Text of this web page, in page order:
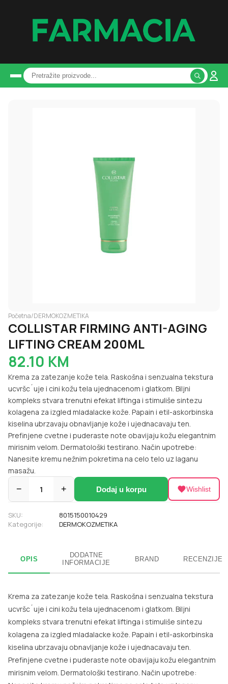
Početna/DERMOKOZMETIKA
COLLISTAR FIRMING ANTI-AGING
LIFTING CREAM 200ML
82.10 KM
Krema za zatezanje kože tela. Raskošna i senzualna tekstura
ucvršc´uje i cini kožu tela ujednacenom i glatkom. Biljni
kompleks stvara trenutni efekat liftinga i stimuliše sintezu
kolagena za izgled mladalacke kože. Papain i etil-askorbinska
kiselina ubrzavaju obnavljanje kože i ujednacavaju ten.
Prefinjene cvetne i puderaste note obavijaju kožu elegantnim
mirisnim velom. Dermatološki testirano. Način upotrebe:
Nanesite kremu nežnim pokretima na celo telo uz laganu
masažu.
− 1 + Dodaj u korpu Wishlist
SKU:
8015150010429
Kategorije:
DERMOKOZMETIKA
OPIS
DODATNE
INFORMACIJE
BRAND RECENZIJE
Krema za zatezanje kože tela. Raskošna i senzualna tekstura
ucvršc´uje i cini kožu tela ujednacenom i glatkom. Biljni
kompleks stvara trenutni efekat liftinga i stimuliše sintezu
kolagena za izgled mladalacke kože. Papain i etil-askorbinska
kiselina ubrzavaju obnavljanje kože i ujednacavaju ten.
Prefinjene cvetne i puderaste note obavijaju kožu elegantnim
mirisnim velom. Dermatološki testirano. Način upotrebe: